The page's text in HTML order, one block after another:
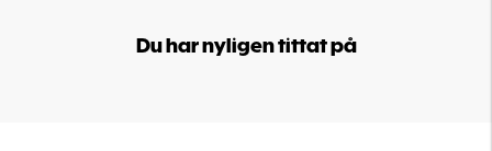
Du har nyligen tittat på